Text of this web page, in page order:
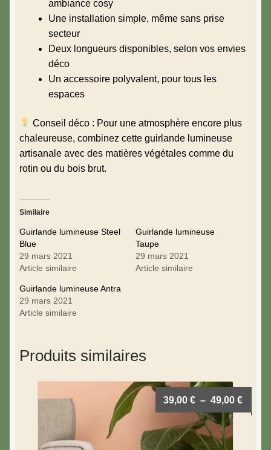
ambiance cosy
Une installation simple, même sans prise
secteur
Deux longueurs disponibles, selon vos envies
déco
Un accessoire polyvalent, pour tous les
espaces
Conseil déco : Pour une atmosphère encore plus
chaleureuse, combinez cette guirlande lumineuse
artisanale avec des matières végétales comme du
rotin ou du bois brut.
Similaire
Guirlande lumineuse Steel
Blue
29 mars 2021
Article similaire
Guirlande lumineuse
Taupe
29 mars 2021
Article similaire
Guirlande lumineuse Antra
29 mars 2021
Article similaire
Produits similaires
39,00€ – 49,00€